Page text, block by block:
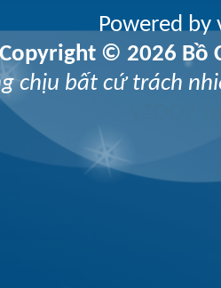
Powered by
Copyright © 2026 Bồ
chịu bất cứ trách